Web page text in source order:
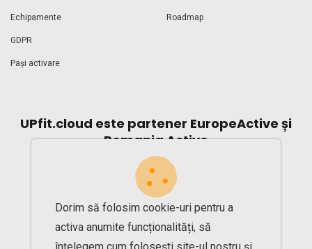
Echipamente
GDPR
Pași activare
Roadmap
UPfit.cloud este partener EuropeActive și
Romania Active
Dorim să folosim cookie-uri pentru a
activa anumite funcționalități, să